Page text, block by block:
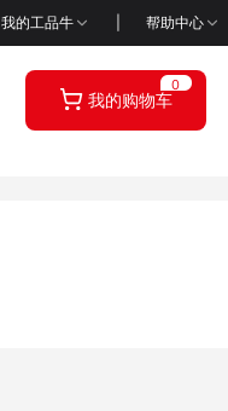
我的工品牛 帮助中心
我的购物车
0